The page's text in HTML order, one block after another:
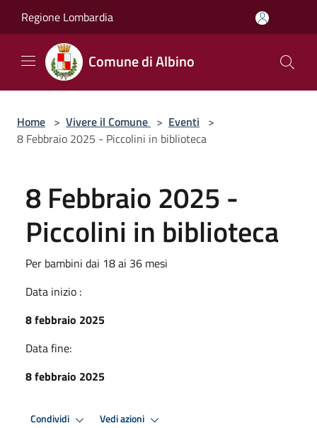
Regione Lombardia
Comune di Albino
Home > Vivere il Comune > Eventi >
8 Febbraio 2025 - Piccolini in biblioteca
8 Febbraio 2025 -
Piccolini in biblioteca
Per bambini dai 18 ai 36 mesi
Data inizio :
8 febbraio 2025
Data fine:
8 febbraio 2025
Condividi Vedi azioni